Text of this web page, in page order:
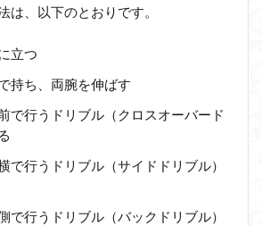
は、以下のとおりです。
立つ
持ち、両腕を伸ばす
で行うドリブル（クロスオーバード
で行うドリブル（サイドドリブル）
で行うドリブル（バックドリブル）